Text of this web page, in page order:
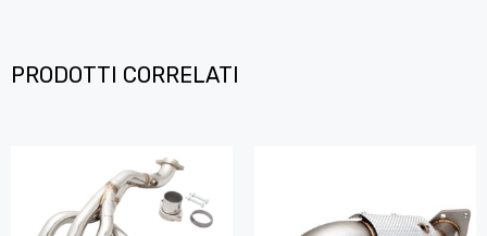
PRODOTTI CORRELATI